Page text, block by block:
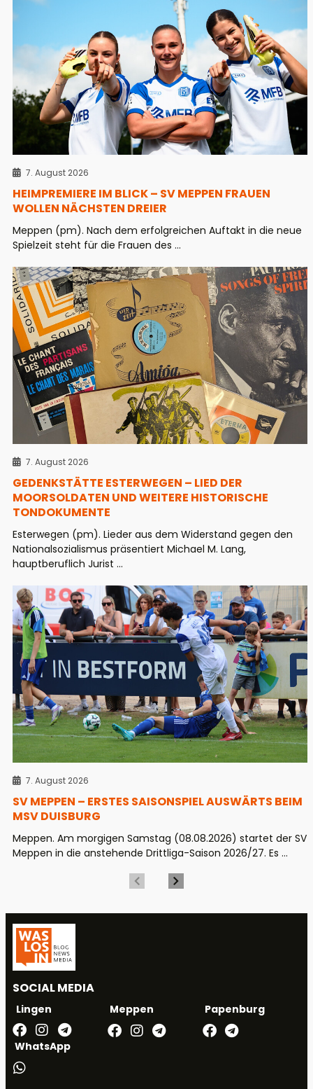
7. August 2026
HEIMPREMIERE IM BLICK – SV MEPPEN FRAUEN
WOLLEN NÄCHSTEN DREIER
Meppen (pm). Nach dem erfolgreichen Auftakt in die neue
Spielzeit steht für die Frauen des ...
7. August 2026
GEDENKSTÄTTE ESTERWEGEN – LIED DER
MOORSOLDATEN UND WEITERE HISTORISCHE
TONDOKUMENTE
Esterwegen (pm). Lieder aus dem Widerstand gegen den
Nationalsozialismus präsentiert Michael M. Lang,
hauptberuflich Jurist ...
7. August 2026
SV MEPPEN – ERSTES SAISONSPIEL AUSWÄRTS BEIM
MSV DUISBURG
Meppen. Am morgigen Samstag (08.08.2026) startet der SV
Meppen in die anstehende Drittliga-Saison 2026/27. Es ...
SOCIAL MEDIA
Lingen Meppen Papenburg
WhatsApp